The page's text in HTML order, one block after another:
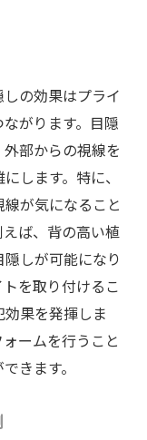
の効果はプライ
がります。目隠
部からの視線を
します。特に、
が気になること
ば、背の高い植
しが可能になり
を取り付けるこ
果を発揮しま
ームを行うこと
きます。